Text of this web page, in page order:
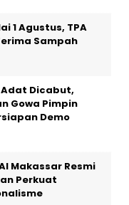
1 Agustus, TPA
Sampah
Dicabut,
Gowa Pimpin
Demo
Makassar Resmi
Perkuat